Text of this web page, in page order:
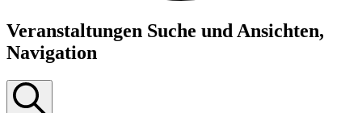
Veranstaltungen
Veranstaltungen Suche und Ansichten,
Navigation